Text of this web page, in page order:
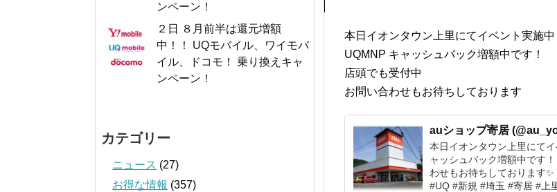
本日イオンタウン上里にてイベント実施中
UQMNP キャッシュバック増額中です！
店頭でも受付中
お問い合わせもお待ちしております
auショップ寄居
本日イオンタウン上里にて
ャッシュバック増額中です
わせもお待ちしております
#UQ #新規 #埼玉 #寄居 #上
ンペーン！
２日 ８月前半は還元増額
中！！ UQモバイル、ワイモバ
イル、ドコモ！ 乗り換えキャ
ンペーン！
カテゴリー
ニュース (27)
お得な情報 (357)